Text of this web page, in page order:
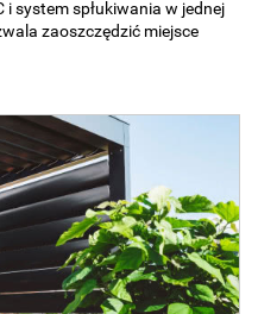
i system spłukiwania w jednej
zaoszczędzić miejsce